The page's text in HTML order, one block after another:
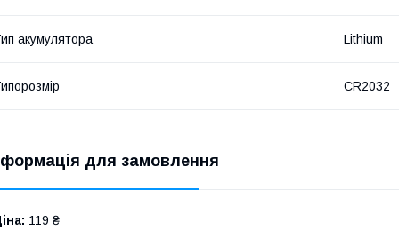
акумулятора Lithium
CR2032
для замовлення
119 ₴